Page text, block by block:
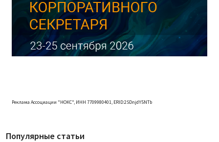
Реклама Ассоциации "НОКС", ИНН 7709980401, ERID:2SDnjdY5NTb
Популярные статьи